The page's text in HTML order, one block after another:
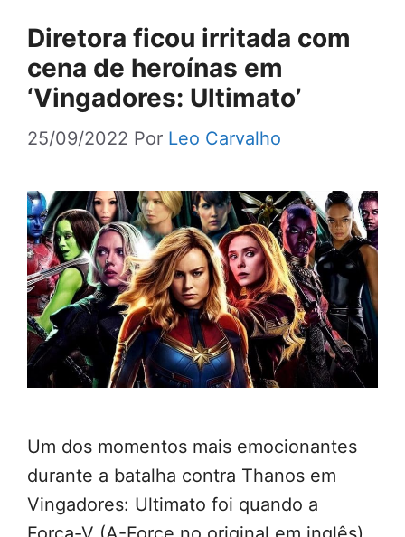
Diretora ficou irritada com
cena de heroínas em
‘Vingadores: Ultimato’
25/09/2022 Por Leo Carvalho
Um dos momentos mais emocionantes ​​
durante a batalha contra Thanos em
Vingadores: Ultimato foi quando a